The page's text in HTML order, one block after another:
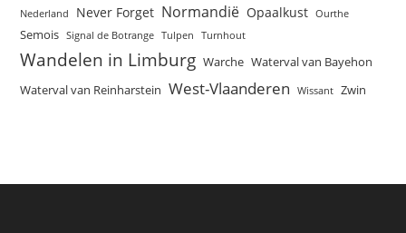
Nederland Never Forget Normandië Opaalkust Ourthe
Semois Signal de Botrange Tulpen Turnhout
Wandelen in Limburg Warche Waterval van Bayehon
Waterval van Reinharstein West-Vlaanderen Wissant Zwin